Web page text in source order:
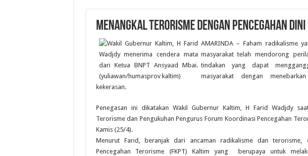
Menangkal Terorisme Dengan Pencegahan Dini
AMARINDA – Faham radikalisme
masyarakat telah mendorong
tindakan yang dapat
masyarakat dengan
kekerasan.
Penegasan ini dikatakan Wakil Gubernur Kaltim, H Farid Wadjdy
Terorisme dan Pengukuhan Pengurus Forum Koordinasi Pencegahan
Kamis (25/4).
Menurut Farid, beranjak dari ancaman radikalisme dan
Pencegahan Terorisme (FKPT) Kaltim yang berupaya untuk